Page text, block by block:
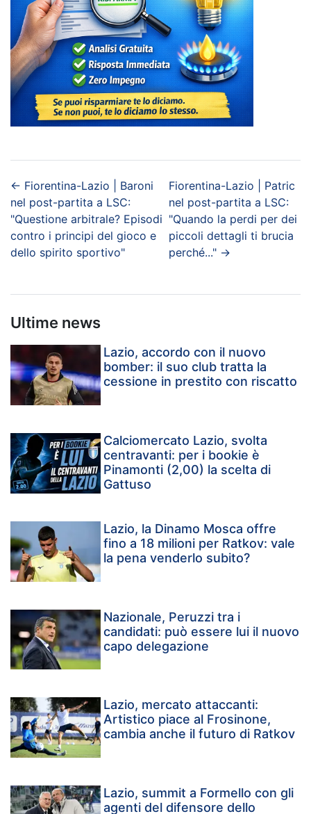
← Fiorentina-Lazio | Baroni
nel post-partita a LSC:
"Questione arbitrale? Episodi
contro i principi del gioco e
dello spirito sportivo"
Fiorentina-Lazio | Patric
nel post-partita a LSC:
"Quando la perdi per dei
piccoli dettagli ti brucia
perché..."→
Ultime news
Lazio, accordo con il nuovo
bomber: il suo club tratta la
cessione in prestito con riscatto
Calciomercato Lazio, svolta
centravanti: per i bookie è
Pinamonti (2,00) la scelta di
Gattuso
Lazio, la Dinamo Mosca offre
fino a 18 milioni per Ratkov: vale
la pena venderlo subito?
Nazionale, Peruzzi tra i
candidati: può essere lui il nuovo
capo delegazione
Lazio, mercato attaccanti:
Artistico piace al Frosinone,
cambia anche il futuro di Ratkov
Lazio, summit a Formello con gli
agenti del difensore dello